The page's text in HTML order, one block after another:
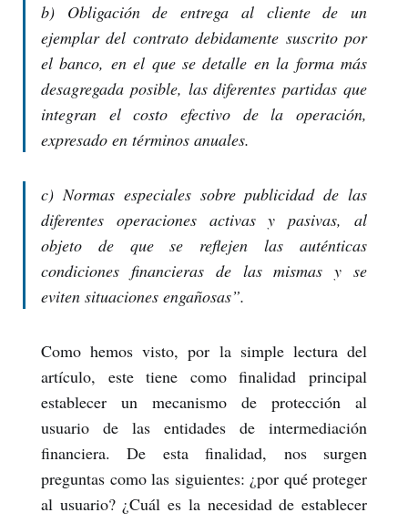
b) Obligación de entrega al cliente de un
ejemplar del contrato debidamente suscrito por
el banco, en el que se detalle en la forma más
desagregada posible, las diferentes partidas que
integran el costo efectivo de la operación,
expresado en términos anuales.
c) Normas especiales sobre publicidad de las
diferentes operaciones activas y pasivas, al
objeto de que se reflejen las auténticas
condiciones financieras de las mismas y se
eviten situaciones engañosas”.
Como hemos visto, por la simple lectura del
artículo, este tiene como finalidad principal
establecer un mecanismo de protección al
usuario de las entidades de intermediación
financiera. De esta finalidad, nos surgen
preguntas como las siguientes: ¿por qué proteger
al usuario? ¿Cuál es la necesidad de establecer